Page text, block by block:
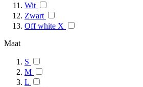
Wit
Zwart
Off white X
Maat
S
M
L